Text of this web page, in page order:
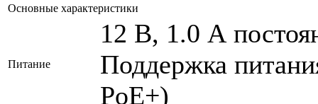
Основные характеристики
Питание
12 В, 1.0 А
Поддержка
PoE+)